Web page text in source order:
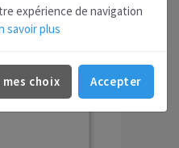
expérience de navigation
savoir plus
mes choix Accepter